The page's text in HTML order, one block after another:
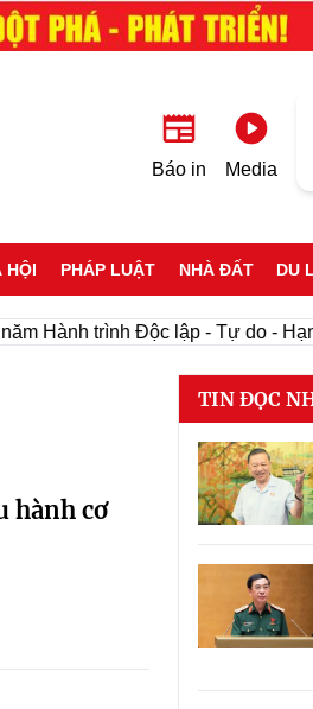
Báo in Media
HỘI PHÁP LUẬT NHÀ ĐẤT DU
Hành trình Độc lập - Tự do -
hành cơ
TIN ĐỌC